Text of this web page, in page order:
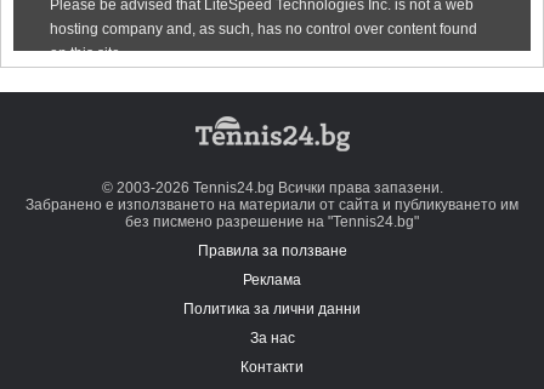
© 2003-2026 Tennis24.bg Всички права запазени.
Забранено е използването на материали от сайта и публикуването им
без писмено разрешение на "Tennis24.bg"
Правила за ползване
Реклама
Политика за лични данни
За нас
Контакти